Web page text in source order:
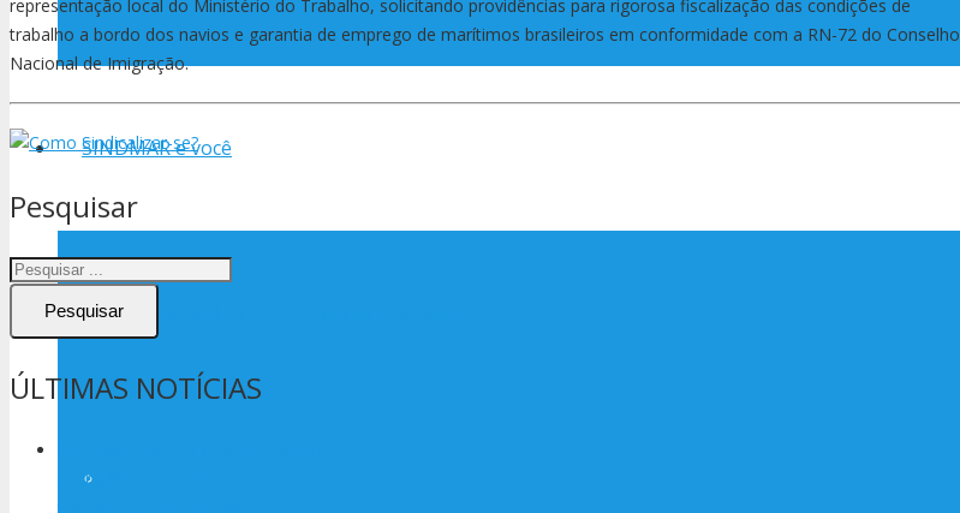
SINDMAR e você
Como sindicalizar-se ou atualizar seus dados
representação local do Ministério do Trabalho, solicitando providências para rigorosa fiscalização das condições de
trabalho a bordo dos navios e garantia de emprego de marítimos brasileiros em conformidade com a RN-72 do Conselho
Nacional de Imigração.
Pesquisar
Pesquisar
ÚLTIMAS NOTÍCIAS
exemplo dos danos causados pela